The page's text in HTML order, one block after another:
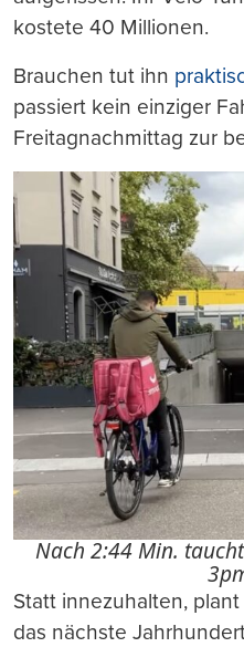
kostete 40 Millionen.
Brauchen tut ihn
passiert kein einziger
Freitagnachmittag zur
Nach 2:44 Min.
Statt innezuhalten,
das nächste